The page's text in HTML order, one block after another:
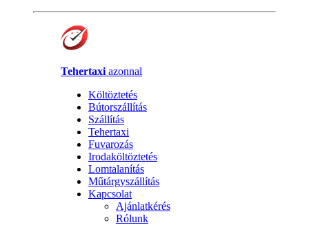
Tehertaxi azonnal
Költöztetés
Bútorszállítás
Szállítás
Tehertaxi
Fuvarozás
Irodaköltöztetés
Lomtalanítás
Műtárgyszállítás
Kapcsolat
Ajánlatkérés
Rólunk